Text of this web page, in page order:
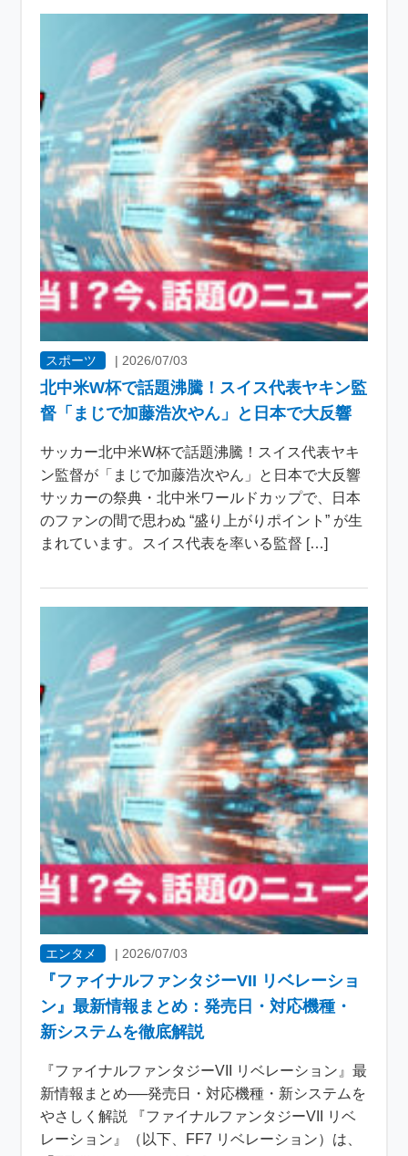
スポーツ | 2026/07/03
北中米W杯で話題沸騰！スイス代表ヤキン監
督「まじで加藤浩次やん」と日本で大反響
サッカー北中米W杯で話題沸騰！スイス代表ヤキ
ン監督が「まじで加藤浩次やん」と日本で大反響
サッカーの祭典・北中米ワールドカップで、日本
のファンの間で思わぬ “盛り上がりポイント” が生
まれています。スイス代表を率いる監督 […]
エンタメ |2026/07/03
『ファイナルファンタジーVII リベレーショ
ン』最新情報まとめ：発売日・対応機種・
新システムを徹底解説
『ファイナルファンタジーVII リベレーション』最
新情報まとめ──発売日・対応機種・新システムを
やさしく解説 『ファイナルファンタジーVII リベ
レーション』（以下、FF7 リベレーション）は、